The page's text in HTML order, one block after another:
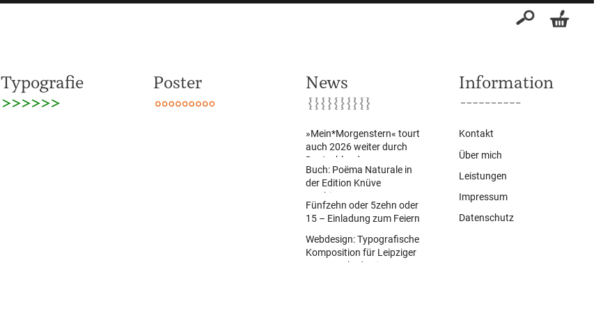
Suche
Typografie Poster News Information
»Mein*Morgenstern« tourt
auch 2026 weiter durch
Deutschland
Buch: Poëma Naturale in
der Edition Knüve
erschienen
Fünfzehn oder 5zehn oder
15 – Einladung zum Feiern
Webdesign: Typografische
Komposition für Leipziger
Sommerakademie
Kontakt
Über mich
Leistungen
Impressum
Datenschutz